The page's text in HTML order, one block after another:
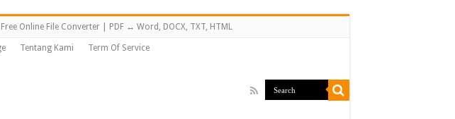
Free Online File Converter | PDF ↔ Word, DOCX, TXT, HTML
Tentang Kami Term Of Service